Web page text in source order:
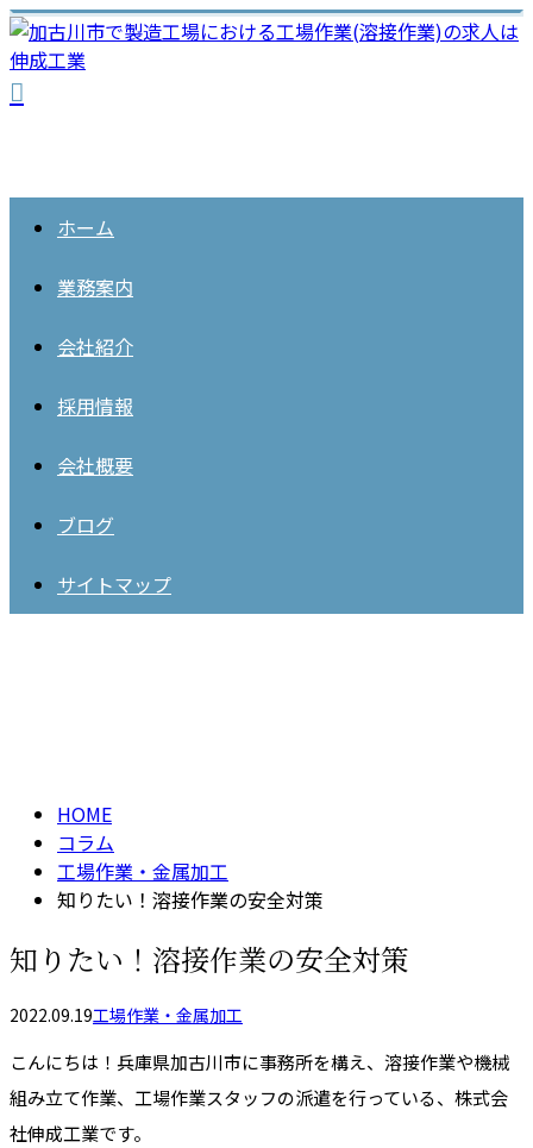
ホーム
業務案内
会社紹介
採用情報
会社概要
ブログ
サイトマップ
HOME
コラム
工場作業・金属加工
知りたい！溶接作業の安全対策
知りたい！溶接作業の安全対策
2022.09.19工場作業・金属加工
こんにちは！兵庫県加古川市に事務所を構え、溶接作業や機械
組み立て作業、工場作業スタッフの派遣を行っている、株式会
社伸成工業です。